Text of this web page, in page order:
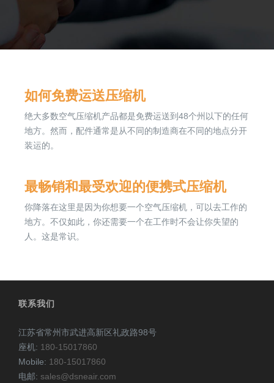
如何免费运送压缩机
绝大多数空气压缩机产品都是免费运送到48个州以下的任何
地方。然而，配件通常是从不同的制造商在不同的地点分开
装运的。
最畅销和最受欢迎的便携式压缩机
你降落在这里是因为你想要一个空气压缩机，可以去工作的
地方。不仅如此，你还需要一个在工作时不会让你失望的
人。这是常识。
联系我们
江苏省常州市武进高新区礼政路98号
座机: 180-15017860
Mobile: 180-15017860
电邮: sales@dsneair.com